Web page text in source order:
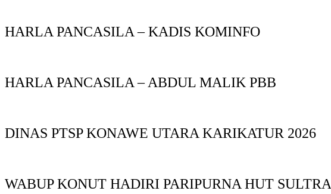
HARLA PANCASILA – KADIS KOMINFO
HARLA PANCASILA – ABDUL MALIK PBB
DINAS PTSP KONAWE UTARA KARIKATUR 2026
WABUP KONUT HADIRI PARIPURNA HUT SULTRA